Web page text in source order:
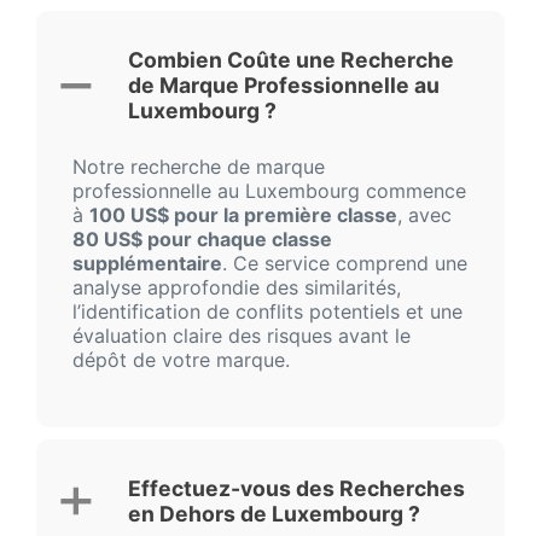
Combien Coûte une Recherche
de Marque Professionnelle au
Luxembourg ?
Notre recherche de marque
professionnelle au Luxembourg commence
à 100 US$ pour la première classe, avec
80 US$ pour chaque classe
supplémentaire. Ce service comprend une
analyse approfondie des similarités,
l’identification de conflits potentiels et une
évaluation claire des risques avant le
dépôt de votre marque.
Effectuez-vous des Recherches
en Dehors de Luxembourg ?